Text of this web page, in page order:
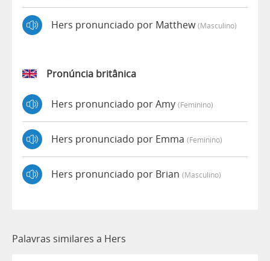
Hers pronunciado por Matthew(masculino)
Pronúncia britânica
Hers pronunciado por Amy (feminino)
Hers pronunciado por Emma (feminino)
Hers pronunciado por Brian (masculino)
Palavras similares a Hers